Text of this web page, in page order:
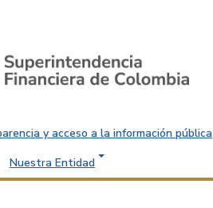
y acceso a la información pública
Nuestra Entidad